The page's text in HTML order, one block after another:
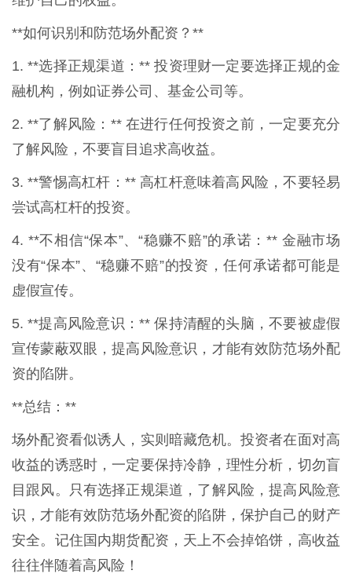
**如何识别和防范场外配资？**
1. **选择正规渠道：** 投资理财一定要选择正规的金
融机构，例如证券公司、基金公司等。
2. **了解风险：** 在进行任何投资之前，一定要充分
了解风险，不要盲目追求高收益。
3. **警惕高杠杆：** 高杠杆意味着高风险，不要轻易
尝试高杠杆的投资。
4. **不相信“保本”、“稳赚不赔”的承诺：** 金融市场
没有“保本”、“稳赚不赔”的投资，任何承诺都可能是
虚假宣传。
5. **提高风险意识：** 保持清醒的头脑，不要被虚假
宣传蒙蔽双眼，提高风险意识，才能有效防范场外配
资的陷阱。
**总结：**
场外配资看似诱人，实则暗藏危机。投资者在面对高
收益的诱惑时，一定要保持冷静，理性分析，切勿盲
目跟风。只有选择正规渠道，了解风险，提高风险意
识，才能有效防范场外配资的陷阱，保护自己的财产
安全。记住国内期货配资，天上不会掉馅饼，高收益
往往伴随着高风险！